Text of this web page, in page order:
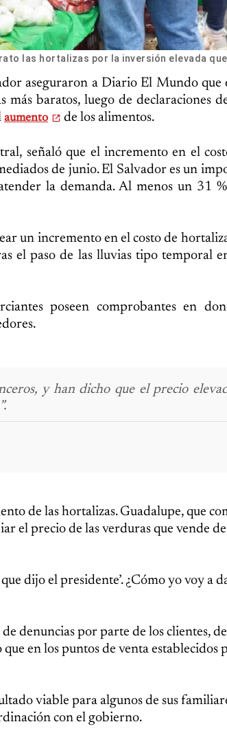
las hortalizas por la inversión elevada
aseguraron a Diario El Mundo que
baratos, luego de declaraciones
aumento de los alimentos.
señaló que el incremento en el
de junio. El Salvador es un
la demanda. Al menos un 31
un incremento en el costo de
el paso de las lluvias tipo temporal
poseen comprobantes en
y han dicho que el precio
de las hortalizas. Guadalupe, que
el precio de las verduras que vende
dijo el presidente’. ¿Cómo yo voy a
denuncias por parte de los clientes,
en los puntos de venta
viable para algunos de sus
con el gobierno.